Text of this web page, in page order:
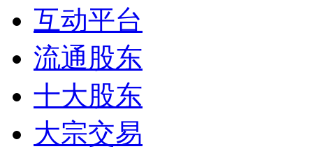
互动平台
流通股东
十大股东
大宗交易